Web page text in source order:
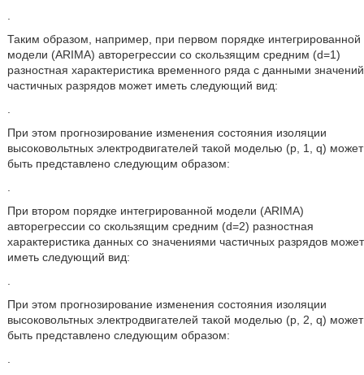
Таким образом, например, при первом порядке интегрированной
модели (ARIMA) авторегрессии со скользящим средним (d=1)
разностная характеристика временного ряда с данными значений
частичных разрядов может иметь следующий вид:
При этом прогнозирование изменения состояния изоляции
высоковольтных электродвигателей такой моделью (p, 1, q) может
быть представлено следующим образом:
При втором порядке интегрированной модели (ARIMA)
авторегрессии со скользящим средним (d=2) разностная
характеристика данных со значениями частичных разрядов может
иметь следующий вид:
При этом прогнозирование изменения состояния изоляции
высоковольтных электродвигателей такой моделью (p, 2, q) может
быть представлено следующим образом: